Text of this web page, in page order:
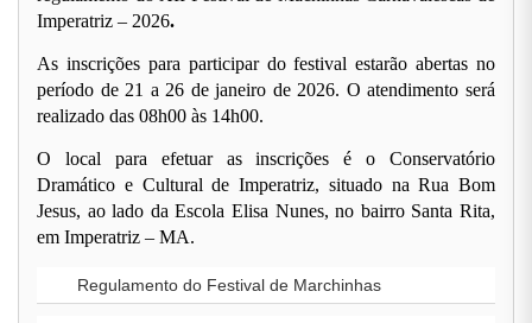
Imperatriz – 2026.
As inscrições para participar do festivalestarão abertas no
período de 21 a 26 de janeiro de 2026. O atendimento será
realizado das 08h00 às 14h00.
O local para efetuar as inscrições é o Conservatório
Dramático e Cultural de Imperatriz, situado na Rua Bom
Jesus, ao lado da Escola Elisa Nunes, no bairro Santa Rita,
em Imperatriz – MA.
Regulamento do Festival de Marchinhas